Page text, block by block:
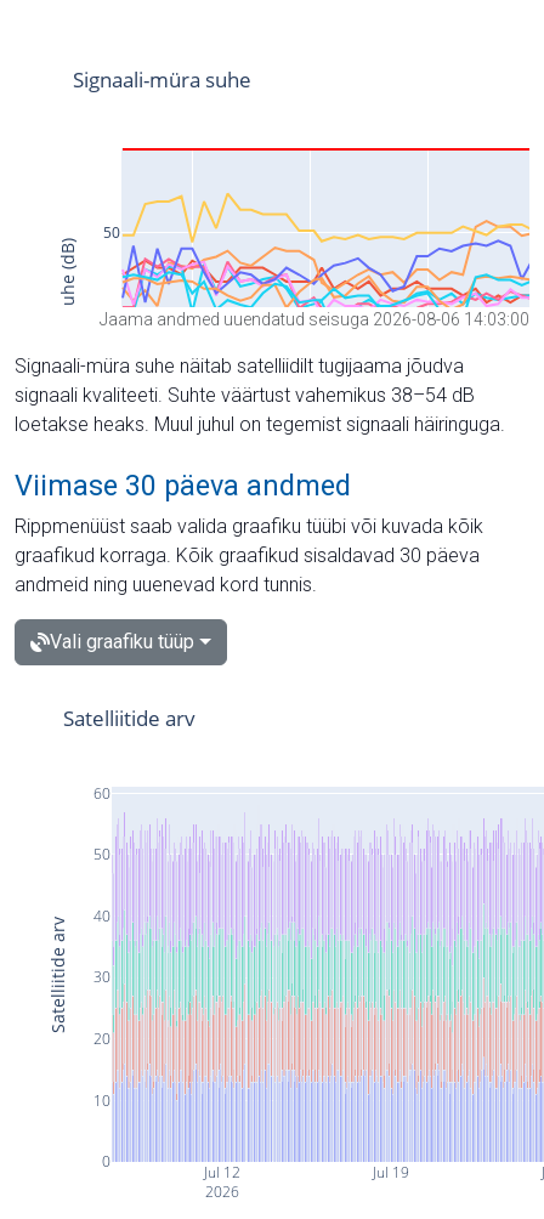
Jaama andmed uuendatud seisuga 2026-08-06 14:03:00
Signaali-müra suhe näitab satelliidilt tugijaama jõudva
signaali kvaliteeti. Suhte väärtust vahemikus 38–54 dB
loetakse heaks. Muul juhul on tegemist signaali häiringuga.
Viimase 30 päeva andmed
Rippmenüüst saab valida graafiku tüübi või kuvada kõik
graafikud korraga. Kõik graafikud sisaldavad 30 päeva
andmeid ning uuenevad kord tunnis.
Vali graafiku tüüp
Jul 12
2026
Jul 19
0
10
20
30
40
50
60
Satelliitide arv
Satelliitide arv